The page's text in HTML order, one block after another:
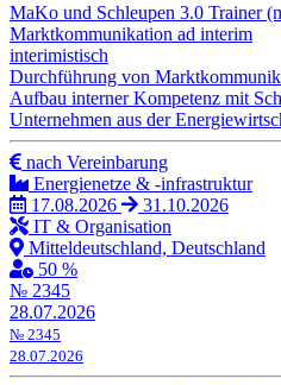
MaKo und Schleupen 3.0 Trainer
Marktkommunikation ad interim
interimistisch
Durchführung von
Aufbau interner Kompetenz mit
Unternehmen aus der
nach Vereinbarung
Energienetze & -infrastruktur
17.08.2026
31.10.2026
IT & Organisation
Mitteldeutschland, Deutschland
50 %
№ 2345
28.07.2026
№ 2345
28.07.2026